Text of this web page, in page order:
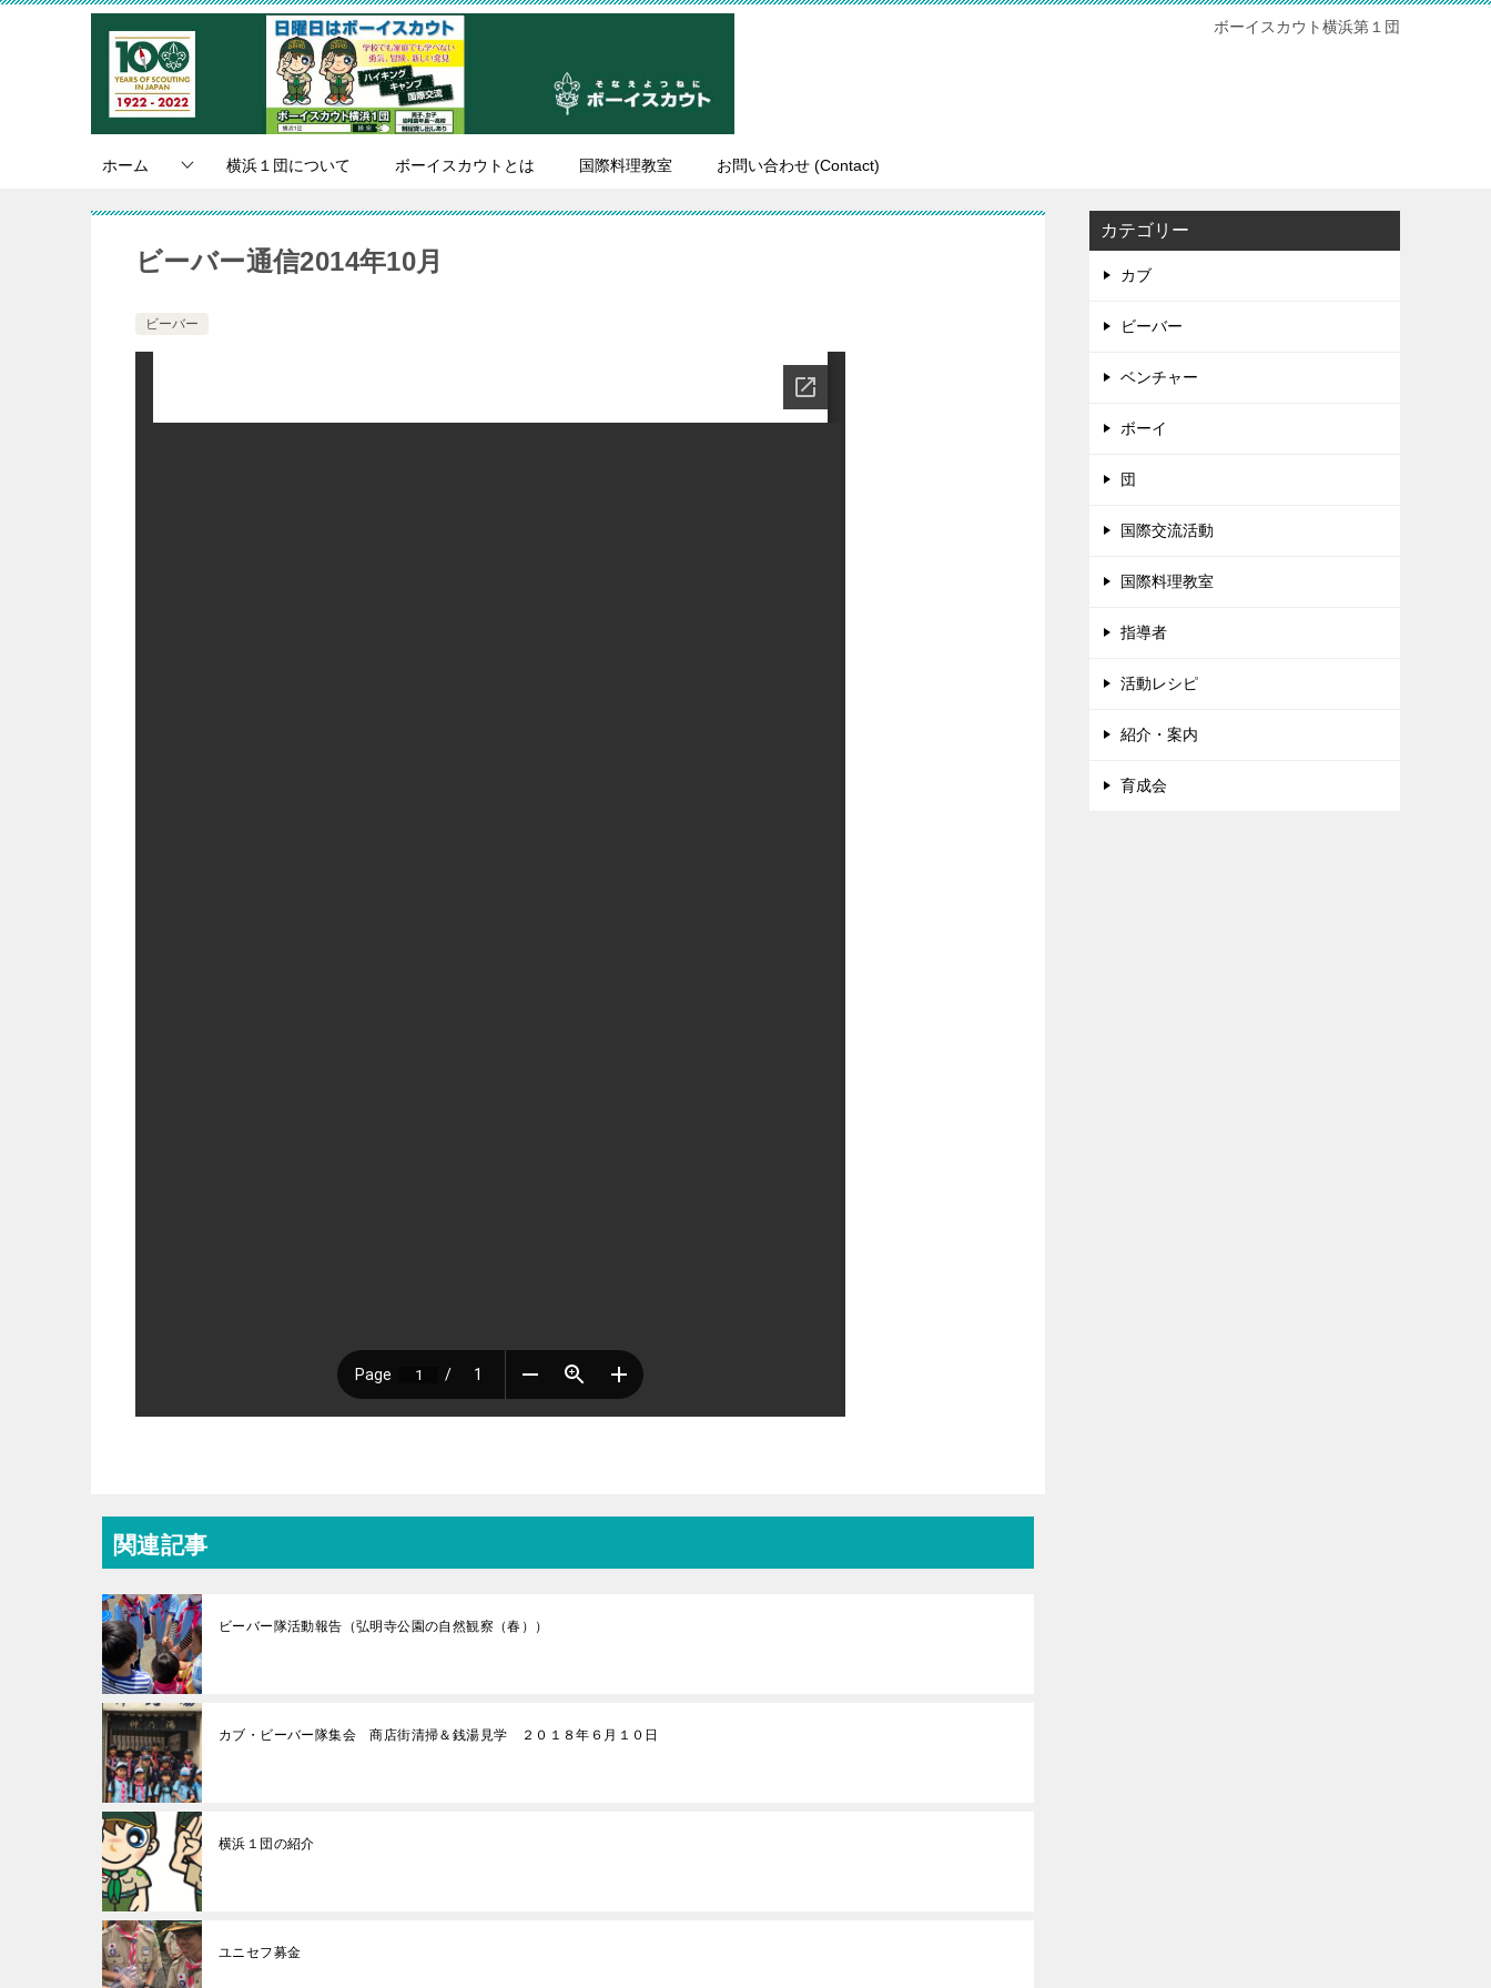
ボーイスカウト横浜第１団
ホーム 横浜１団について ボーイスカウトとは 国際料理教室 お問い合わせ (Contact)
ビーバー通信2014年10月
ビーバー
関連記事
ビーバー隊活動報告（弘明寺公園の自然観察（春））
カブ・ビーバー隊集会 商店街清掃＆銭湯見学 ２０１８年６月１０日
横浜１団の紹介
ユニセフ募金
カテゴリー
カブ
ビーバー
ベンチャー
ボーイ
団
国際交流活動
国際料理教室
指導者
活動レシピ
紹介・案内
育成会